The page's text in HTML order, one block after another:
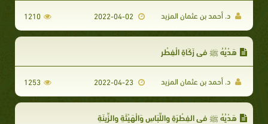
د. أحمد بن عثمان المزيد 1210
هَدْيُهُ ﷺ في زَكَاةِ الْفِطْرِ
د. أحمد بن عثمان المزيد 1253
هَدْيُهُ ﷺ في الفِطْرَةِ واللِّبَاسِ وَالْهَيْئَةِ والزِّينَةِ